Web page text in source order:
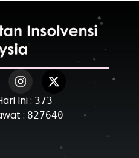
Ini : 373
: 827640